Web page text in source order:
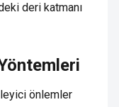
deri katmanı
önlemler